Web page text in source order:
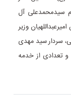
سیدمحمدعلی آل
وزیر
سردار سید مهدی
تعدادی از خدمه